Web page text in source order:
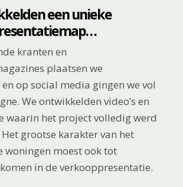
een unieke
kranten en
plaatsen we
op social media gingen we vol
We ontwikkelden video’s en
waarin het project volledig werd
grootse karakter van het
woningen moest ook tot
in de verkooppresentatie.